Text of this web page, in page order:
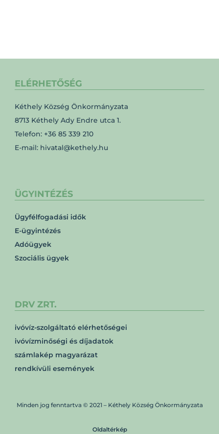
ELÉRHETŐSÉG
Kéthely Község Önkormányzata
8713 Kéthely Ady Endre utca 1.
Telefon: +36 85 339 210
E-mail: hivatal@kethely.hu
ÜGYINTÉZÉS
Ügyfélfogadási idők
E-ügyintézés
Adóügyek
Szociális ügyek
DRV ZRT.
ivóvíz-szolgáltató elérhetőségei
ivóvízminőségi és díjadatok
számlakép magyarázat
rendkívüli események
Minden jog fenntartva © 2021 – Kéthely Község Önkormányzata
Oldaltérkép